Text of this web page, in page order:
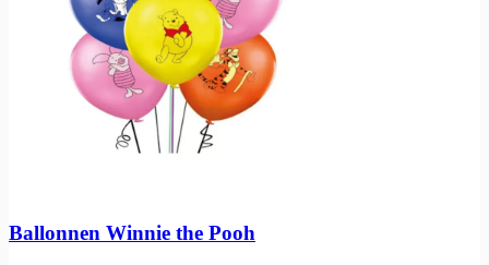
Ballonnen Winnie the Pooh